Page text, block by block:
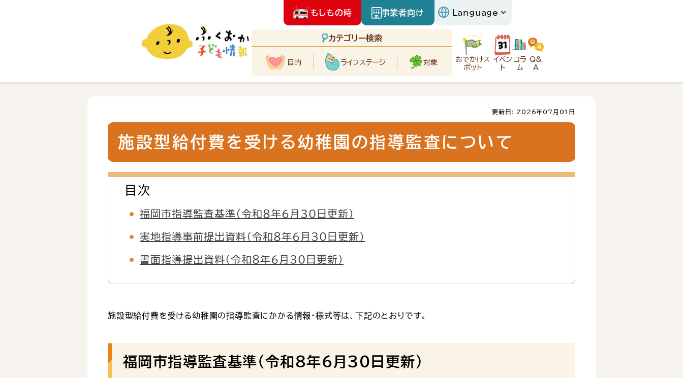
もしもの時 事業者向け
カテゴリー検索
目的 ライフステージ 対象
おでかけス
ポット
イベン
ト
コラ
ム
Q&
A
更新日: 2026年07月01日
施設型給付費を受ける幼稚園の指導監査について
目次
福岡市指導監査基準（令和８年６月30日更新）
実地指導事前提出資料（令和８年６月30日更新）
書面指導提出資料（令和８年６月30日更新）
施設型給付費を受ける幼稚園の指導監査にかかる情報・様式等は、下記のとおりです。
福岡市指導監査基準（令和８年６月30日更新）